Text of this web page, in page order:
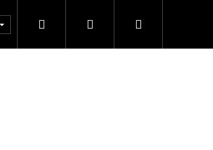
Hledat PřihlášeníNákupní